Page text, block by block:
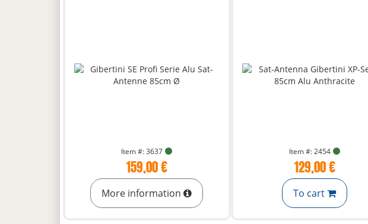
Item #: 3637
159,00 €
More information
Item #: 2454
129,00 €
To cart